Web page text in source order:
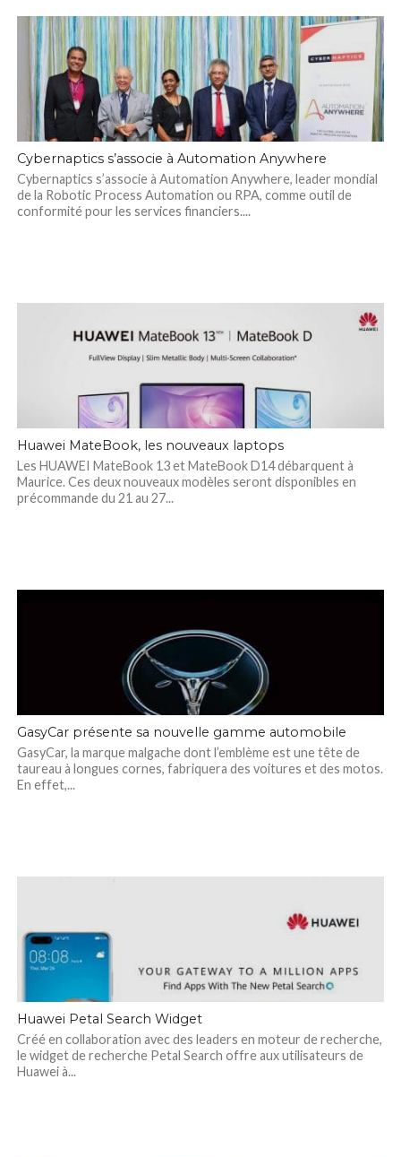
Cybernaptics s’associe à Automation Anywhere
Cybernaptics s’associe à Automation Anywhere, leader mondial
de la Robotic Process Automation ou RPA, comme outil de
conformité pour les services financiers....
Huawei MateBook, les nouveaux laptops
Les HUAWEI MateBook 13 et MateBook D14 débarquent à
Maurice. Ces deux nouveaux modèles seront disponibles en
précommande du 21 au 27...
GasyCar présente sa nouvelle gamme automobile
GasyCar, la marque malgache dont l’emblème est une tête de
taureau à longues cornes, fabriquera des voitures et des motos.
En effet,...
Huawei Petal Search Widget
Créé en collaboration avec des leaders en moteur de recherche,
le widget de recherche Petal Search offre aux utilisateurs de
Huawei à...